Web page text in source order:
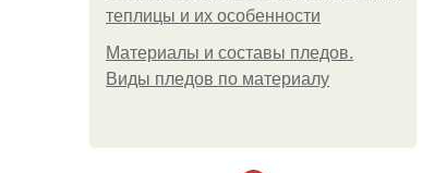
теплицы и их особенности
Материалы и составы пледов.
Виды пледов по материалу